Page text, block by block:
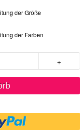
der Größe
der Farben
+